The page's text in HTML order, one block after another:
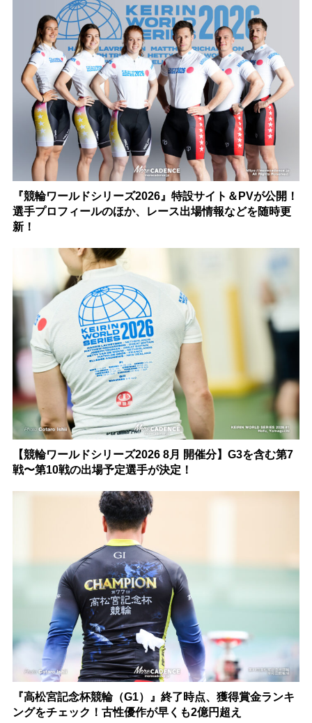
『競輪ワールドシリーズ2026』特設サイト＆PVが公開！
選手プロフィールのほか、レース出場情報などを随時更
新！
【競輪ワールドシリーズ2026 8月 開催分】G3を含む第7
戦〜第10戦の出場予定選手が決定！
『高松宮記念杯競輪（G1）』終了時点、獲得賞金ランキ
ングをチェック！古性優作が早くも2億円超え